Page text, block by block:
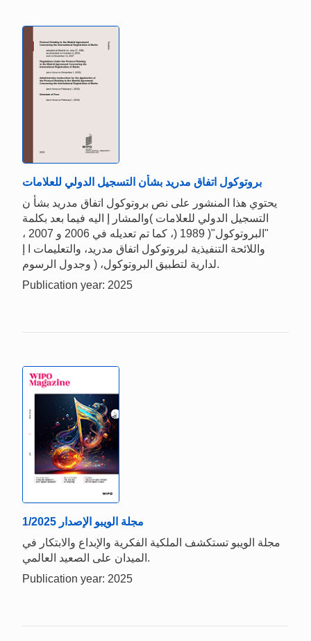
بروتوكول اتفاق مدريد بشأن التسجيل الدولي للعلامات
يحتوي هذا المنشور على نص بروتوكول اتفاق مدريد بشأ ن
التسجيل الدولي للعلامات )والمشار إ اليه فيما بعد بكلمة
"البروتوكول"( 1989 (، كما تم تعديله في 2006 و 2007 ،
واللائحة التنفيذية لبروتوكول اتفاق مدريد، والتعليمات ا إ
لدارية لتطبيق البروتوكول، ( وجدول الرسوم.
Publication year: 2025
1/2025 مجلة الويبو الإصدار
مجلة الويبو تستكشف الملكية الفكرية والإبداع والابتكار في
الميدان على الصعيد العالمي.
Publication year: 2025